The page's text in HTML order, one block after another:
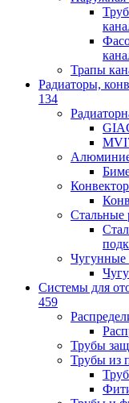
Трапы
Радиаторы,
134
MVI
Стальные
Чугунные
Системы для
459
Трубы
Трубы из